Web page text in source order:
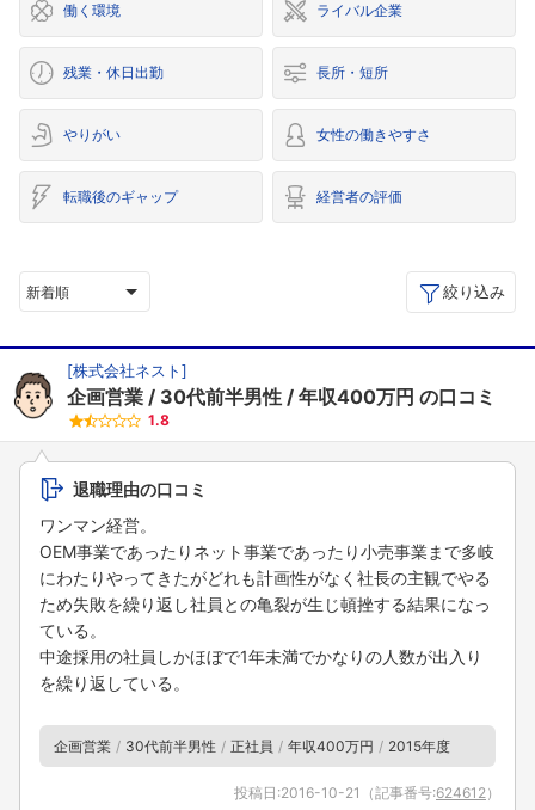
働く環境 ライバル企業
残業・休日出勤 長所・短所
やりがい 女性の働きやすさ
転職後のギャップ 経営者の評価
新着順 絞り込み
[株式会社ネスト]
企画営業 30代前半男性 年収400万円 の口コミ
1.8
退職理由の口コミ
ワンマン経営。
OEM事業であったりネット事業であったり小売事業まで多岐
にわたりやってきたがどれも計画性がなく社長の主観でやる
ため失敗を繰り返し社員との亀裂が生じ頓挫する結果になっ
ている。
中途採用の社員しかほぼで1年未満でかなりの人数が出入り
を繰り返している。
企画営業 30代前半男性 正社員 年収400万円 2015年度
投稿日:2016-10-21 （記事番号:624612）